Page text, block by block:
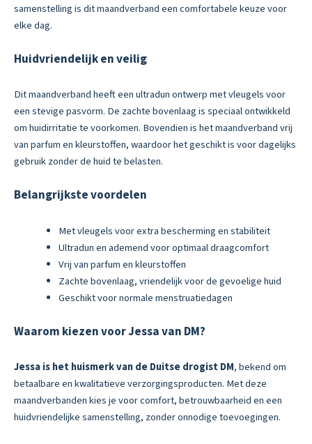
samenstelling is dit maandverband een comfortabele keuze voor
elke dag.
Huidvriendelijk en veilig
Dit maandverband heeft een ultradun ontwerp met vleugels voor
een stevige pasvorm. De zachte bovenlaag is speciaal ontwikkeld
om huidirritatie te voorkomen. Bovendien is het maandverband vrij
van parfum en kleurstoffen, waardoor het geschikt is voor dagelijks
gebruik zonder de huid te belasten.
Belangrijkste voordelen
Met vleugels voor extra bescherming en stabiliteit
Ultradun en ademend voor optimaal draagcomfort
Vrij van parfum en kleurstoffen
Zachte bovenlaag, vriendelijk voor de gevoelige huid
Geschikt voor normale menstruatiedagen
Waarom kiezen voor Jessa van DM?
Jessa is het huismerk van de Duitse drogist DM, bekend om
betaalbare en kwalitatieve verzorgingsproducten. Met deze
maandverbanden kies je voor comfort, betrouwbaarheid en een
huidvriendelijke samenstelling, zonder onnodige toevoegingen.